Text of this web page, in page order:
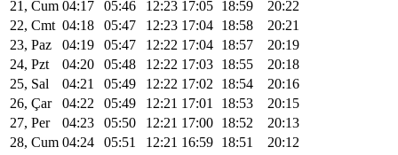
21, Cum 04:17 05:46 12:23 17:05 18:59
20:22
22, Cmt 04:18 05:47 12:23 17:04 18:58
20:21
23, Paz
04:19 05:47 12:22 17:04 18:57
20:19
24, Pzt
04:20 05:48 12:22 17:03 18:55
20:18
25, Sal
04:21 05:49 12:22 17:02 18:54
20:16
26, Çar
04:22 05:49 12:21 17:01 18:53
20:15
27, Per
04:23 05:50 12:21 17:00 18:52
20:13
28, Cum 04:24 05:51 12:21 16:59 18:51
20:12